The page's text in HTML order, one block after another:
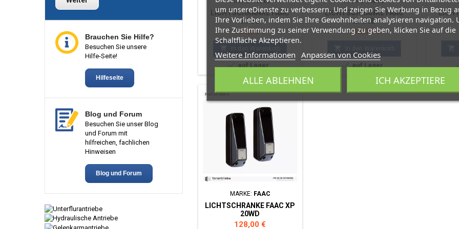
Brauchen Sie Hilfe?
Besuchen Sie unsere
Hilfe-Seite!
Hilfeseite
Blog und Forum
Besuchen Sie unser Blog
und Forum mit
hilfreichen, fachlichen
Hinweisen
Blog und Forum
LICHTSCHRANKE FAAC
XP30
Preis
108,00 €
auf Lager
LICHTSCHRANKE FAAC
XP30B
Preis
108,00 €
auf Lager
MARKE: FAAC
LICHTSCHRANKE FAAC XP
20WD
Preis
128,00 €
um unsereDienste zu verbessern. Und zeigen Sie Werbung in Bezug
Ihre Vorlieben, indem Sie Ihre Gewohnheiten analysieren navigation.
Ihre Zustimmung zu seiner Verwendung zu geben, klicken Sie auf die
Schaltfläche Akzeptieren.
Weitere Informationen Anpassen von Cookies
ALLE ABLEHNEN ICH AKZEPTIERE